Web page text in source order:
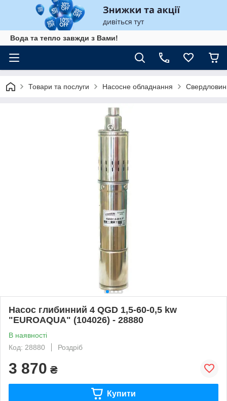
Вода та тепло завжди з Вами!
Товари та послуги Насосне обладнання
Насос глибинний 4 QGD 1,5-60-0,5 kw
"EUROAQUA" (104026) - 28880
В наявності
Код: 28880
Роздріб
3 870 ₴
Купити